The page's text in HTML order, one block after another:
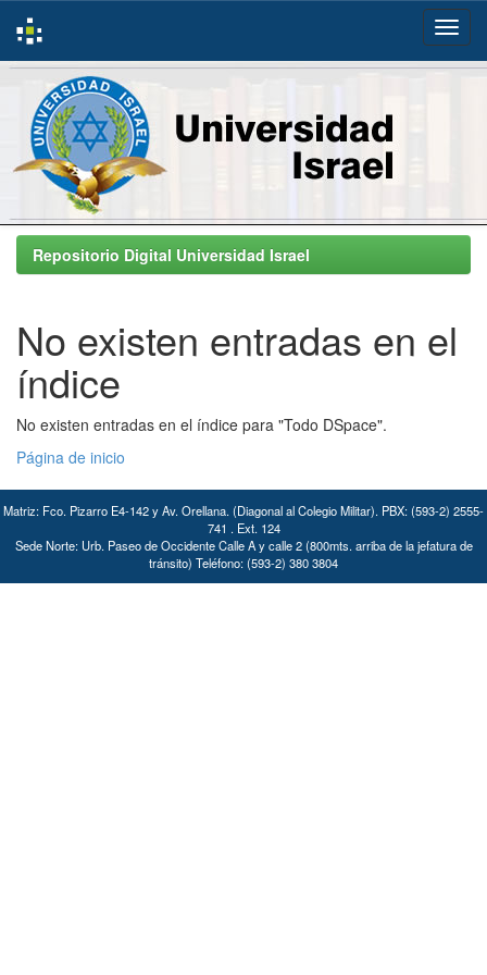
Skip
navigationRepositorio Digital Universidad Israel
No existen entradas en el
índice
No existen entradas en el índice para "Todo DSpace".
Página de inicio
Matriz: Fco. Pizarro E4-142 y Av. Orellana. (Diagonal al Colegio Militar). PBX: (593-2) 2555-
741 . Ext. 124
Sede Norte: Urb. Paseo de Occidente Calle A y calle 2 (800mts. arriba de la jefatura de
tránsito) Teléfono: (593-2) 380 3804